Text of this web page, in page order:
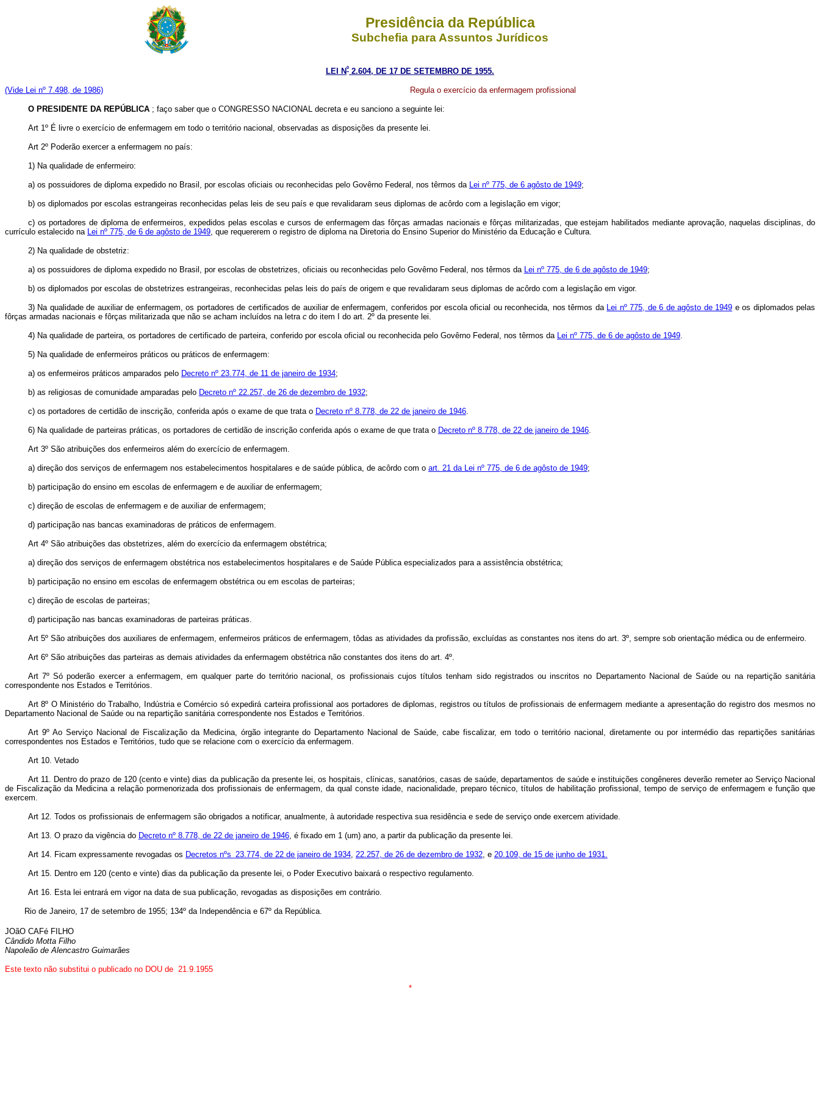
Presidência da República
Subchefia para Assuntos Jurídicos
LEI Nº 2.604, DE 17 DE SETEMBRO DE 1955.
(Vide Lei nº 7.498, de 1986) Regula o exercício da enfermagem profissional
O PRESIDENTE DA REPÚBLICA; faço saber que o CONGRESSO NACIONAL decreta e eu sanciono a seguinte lei:
Art 1º É livre o exercício de enfermagem em todo o território nacional, observadas as disposições da presente lei.
Art 2º Poderão exercer a enfermagem no país:
1) Na qualidade de enfermeiro:
a) os possuidores de diploma expedido no Brasil, por escolas oficiais ou reconhecidas pelo Govêrno Federal, nos têrmos da Lei nº 775, de 6 agôsto de 1949;
b) os diplomados por escolas estrangeiras reconhecidas pelas leis de seu país e que revalidaram seus diplomas de acôrdo com a legislação em vigor;
c) os portadores de diploma de enfermeiros, expedidos pelas escolas e cursos de enfermagem das fôrças armadas nacionais e fôrças militarizadas, que estejam habilitados mediante aprovação, naquelas disciplinas, do
currículo estalecido na Lei nº 775, de 6 de agôsto de 1949, que requererem o registro de diploma na Diretoria do Ensino Superior do Ministério da Educação e Cultura.
2) Na qualidade de obstetriz:
a) os possuidores de diploma expedido no Brasil, por escolas de obstetrizes, oficiais ou reconhecidas pelo Govêrno Federal, nos têrmos da Lei nº 775, de 6 de agôsto de 1949;
b) os diplomados por escolas de obstetrizes estrangeiras, reconhecidas pelas leis do país de origem e que revalidaram seus diplomas de acôrdo com a legislação em vigor.
3) Na qualidade de auxiliar de enfermagem, os portadores de certificados de auxiliar de enfermagem, conferidos por escola oficial ou reconhecida, nos têrmos da Lei nº 775, de 6 de agôsto de 1949 e os diplomados pelas
fôrças armadas nacionais e fôrças militarizada que não se acham incluídos na letra c do item I do art. 2º da presente lei.
4) Na qualidade de parteira, os portadores de certificado de parteira, conferido por escola oficial ou reconhecida pelo Govêrno Federal, nos têrmos da Lei nº 775, de 6 de agôsto de 1949.
5) Na qualidade de enfermeiros práticos ou práticos de enfermagem:
a) os enfermeiros práticos amparados pelo Decreto nº 23.774, de 11 de janeiro de 1934;
b) as religiosas de comunidade amparadas pelo Decreto nº 22.257, de 26 de dezembro de 1932;
c) os portadores de certidão de inscrição, conferida após o exame de que trata o Decreto nº 8.778, de 22 de janeiro de 1946.
6) Na qualidade de parteiras práticas, os portadores de certidão de inscrição conferida após o exame de que trata o Decreto nº 8.778, de 22 de janeiro de 1946.
Art 3º São atribuições dos enfermeiros além do exercício de enfermagem.
a) direção dos serviços de enfermagem nos estabelecimentos hospitalares e de saúde pública, de acôrdo com o art. 21 da Lei nº 775, de 6 de agôsto de 1949;
b) participação do ensino em escolas de enfermagem e de auxiliar de enfermagem;
c) direção de escolas de enfermagem e de auxiliar de enfermagem;
d) participação nas bancas examinadoras de práticos de enfermagem.
Art 4º São atribuições das obstetrizes, além do exercício da enfermagem obstétrica;
a) direção dos serviços de enfermagem obstétrica nos estabelecimentos hospitalares e de Saúde Pública especializados para a assistência obstétrica;
b) participação no ensino em escolas de enfermagem obstétrica ou em escolas de parteiras;
c) direção de escolas de parteiras;
d) participação nas bancas examinadoras de parteiras práticas.
Art 5º São atribuições dos auxiliares de enfermagem, enfermeiros práticos de enfermagem, tôdas as atividades da profissão, excluídas as constantes nos itens do art. 3º, sempre sob orientação médica ou de enfermeiro.
Art 6º São atribuições das parteiras as demais atividades da enfermagem obstétrica não constantes dos itens do art. 4º.
Art 7º Só poderão exercer a enfermagem, em qualquer parte do território nacional, os profissionais cujos títulos tenham sido registrados ou inscritos no Departamento Nacional de Saúde ou na repartição sanitária
correspondente nos Estados e Territórios.
Art 8º O Ministério do Trabalho, Indústria e Comércio só expedirá carteira profissional aos portadores de diplomas, registros ou títulos de profissionais de enfermagem mediante a apresentação do registro dos mesmos no
Departamento Nacional de Saúde ou na repartição sanitária correspondente nos Estados e Territórios.
Art 9º Ao Serviço Nacional de Fiscalização da Medicina, órgão integrante do Departamento Nacional de Saúde, cabe fiscalizar, em todo o território nacional, diretamente ou por intermédio das repartições sanitárias
correspondentes nos Estados e Territórios, tudo que se relacione com o exercício da enfermagem.
Art 10. Vetado
Art 11. Dentro do prazo de 120 (cento e vinte) dias da publicação da presente lei, os hospitais, clínicas, sanatórios, casas de saúde, departamentos de saúde e instituições congêneres deverão remeter ao Serviço Nacional
de Fiscalização da Medicina a relação pormenorizada dos profissionais de enfermagem, da qual conste idade, nacionalidade, preparo técnico, títulos de habilitação profissional, tempo de serviço de enfermagem e função que
exercem.
Art 12. Todos os profissionais de enfermagem são obrigados a notificar, anualmente, à autoridade respectiva sua residência e sede de serviço onde exercem atividade.
Art 13. O prazo da vigência do Decreto nº 8.778, de 22 de janeiro de 1946, é fixado em 1 (um) ano, a partir da publicação da presente lei.
Art 14. Ficam expressamente revogadas os Decretos nºs 23.774, de 22 de janeiro de 1934, 22.257, de 26 de dezembro de 1932, e 20.109, de 15 de junho de 1931.
Art 15. Dentro em 120 (cento e vinte) dias da publicação da presente lei, o Poder Executivo baixará o respectivo regulamento.
Art 16. Esta lei entrará em vigor na data de sua publicação, revogadas as disposições em contrário.
Rio de Janeiro, 17 de setembro de 1955; 134º da Independência e 67º da República.
JOãO CAFé FILHO
Cândido Motta Filho
Napoleão de Alencastro Guimarães
Este texto não substitui o publicado no DOU de 21.9.1955
*